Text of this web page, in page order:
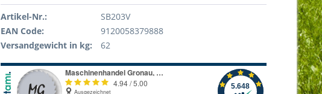
Artikel-Nr.:
SB203V
EAN Code:
9120058379888
Versandgewicht in kg:
62